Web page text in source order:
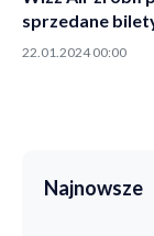
sprzedane
22.01.2024 00:00
Najnowsze